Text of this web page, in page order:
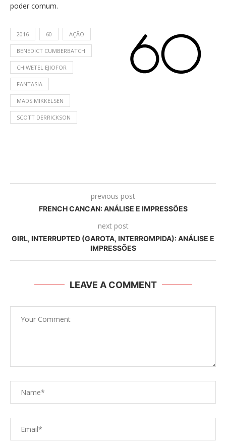
poder comum.
2016 60 AÇÃO
BENEDICT CUMBERBATCH
CHIWETEL EJIOFOR
FANTASIA
MADS MIKKELSEN
SCOTT DERRICKSON
previous post
FRENCH CANCAN: ANÁLISE E IMPRESSÕES
next post
GIRL, INTERRUPTED (GAROTA, INTERROMPIDA): ANÁLISE E
IMPRESSÕES
LEAVE A COMMENT